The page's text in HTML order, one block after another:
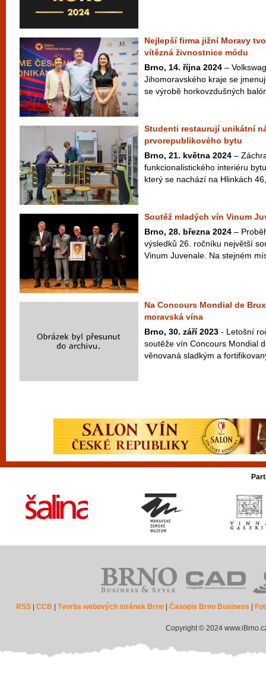
Nejlepší firma jižní Moravy
vítězná živnostnice módu
Brno, 14. října 2024 –
Jihomoravského kraje se
se výrobě horkovzdušných
Studenti restaurují unikátní
prvorepublikového bytu
Brno, 21. května 2024 –
funkcionalistického interiéru
který se nachází na Hlinkách
Soutěž mladých vín Vinum
Brno, 28. března 2024 –
výsledků 26. ročníku největší
Vinum Juvenale. Na stejném
Na Concours Mondial de
moravská vína
Brno, 30. září 2023 - Letošní
soutěže vín Concours Mondial
věnovaná sladkým a
RSS |CCB |Tvorba webových stránek Brno |Časopis Brno Business
Copyright © 2024